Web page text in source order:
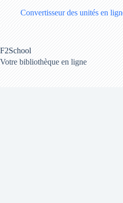
Convertisseur des unités en
F2School
Votre bibliothèque en ligne